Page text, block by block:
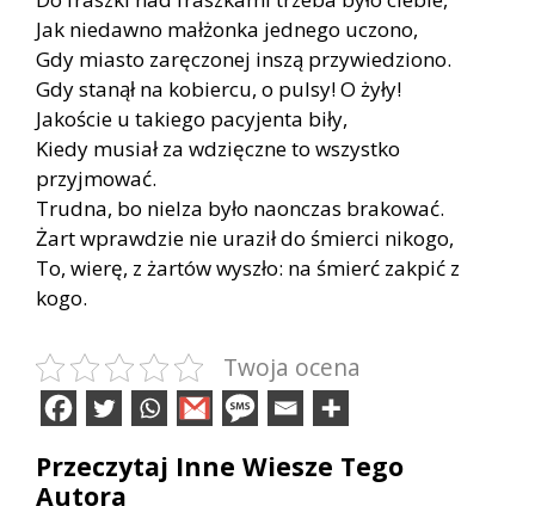
Jak niedawno małżonka jednego uczono,
Gdy miasto zaręczonej inszą przywiedziono.
Gdy stanął na kobiercu, o pulsy! O żyły!
Jakoście u takiego pacyjenta biły,
Kiedy musiał za wdzięczne to wszystko
przyjmować.
Trudna, bo nielza było naonczas brakować.
Żart wprawdzie nie uraził do śmierci nikogo,
To, wierę, z żartów wyszło: na śmierć zakpić z
kogo.
Twoja ocena
Przeczytaj Inne Wiesze Tego
Autora